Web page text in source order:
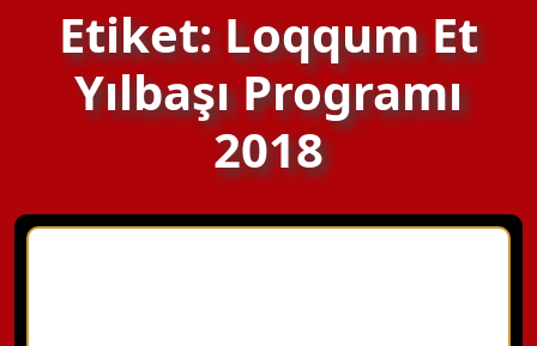
Etiket: Loqqum Et
Yılbaşı Programı
2018